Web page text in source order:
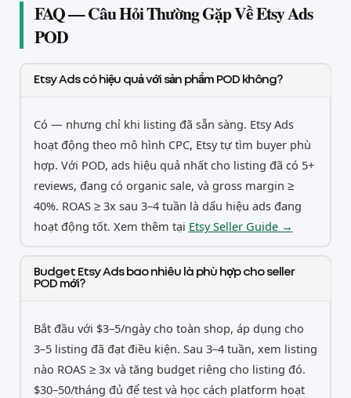
FAQ — Câu Hỏi Thường Gặp Về Etsy Ads
POD
Etsy Ads có hiệu quả với sản phẩm POD không?
Có — nhưng chỉ khi listing đã sẵn sàng. Etsy Ads
hoạt động theo mô hình CPC, Etsy tự tìm buyer phù
hợp. Với POD, ads hiệu quả nhất cho listing đã có 5+
reviews, đang có organic sale, và gross margin ≥
40%. ROAS ≥ 3x sau 3–4 tuần là dấu hiệu ads đang
hoạt động tốt. Xem thêm tại Etsy Seller Guide →
Budget Etsy Ads bao nhiêu là phù hợp cho seller
POD mới?
Bắt đầu với $3–5/ngày cho toàn shop, áp dụng cho
3–5 listing đã đạt điều kiện. Sau 3–4 tuần, xem listing
nào ROAS ≥ 3x và tăng budget riêng cho listing đó.
$30–50/tháng đủ để test và học cách platform hoạt